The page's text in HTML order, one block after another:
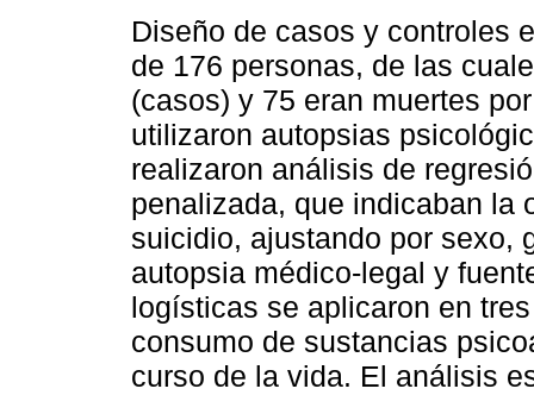
Diseño de casos y controles
de 176 personas, de las
(casos) y 75 eran muertes
utilizaron autopsias
realizaron análisis de
penalizada, que indicaban la
suicidio, ajustando por sexo,
autopsia médico-legal y
logísticas se aplicaron en
consumo de sustancias
curso de la vida. El análisis